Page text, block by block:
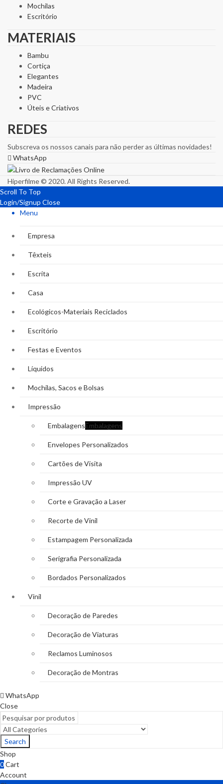
Mochilas
Escritório
MATERIAIS
Bambu
Cortiça
Elegantes
Madeira
PVC
Úteis e Criativos
REDES
Subscreva os nossos canais para não perder as últimas novidades!
WhatsApp
Hiperfilme © 2020. All Rights Reserved.
Scroll To Top
Login/Signup Close
Menu
Empresa
Têxteis
Escrita
Casa
Ecológicos-Materiais Reciclados
Escritório
Festas e Eventos
Líquidos
Mochilas, Sacos e Bolsas
Impressão
EmbalagensEmbalagens
Envelopes Personalizados
Cartões de Visita
Impressão UV
Corte e Gravação a Laser
Recorte de Vinil
Estampagem Personalizada
Serigrafia Personalizada
Bordados Personalizados
Vinil
Decoração de Paredes
Decoração de Viaturas
Reclamos Luminosos
Decoração de Montras
WhatsApp
Close
Search
Shop
0Cart
Account